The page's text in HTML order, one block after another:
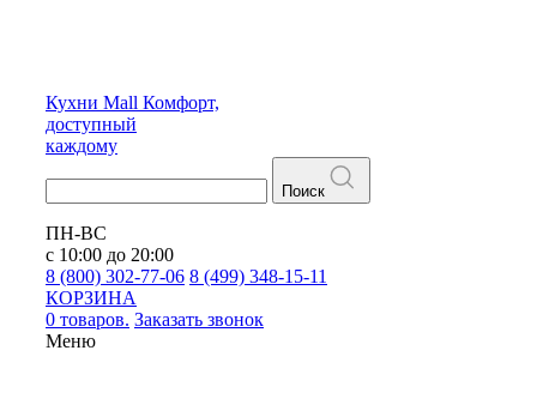
Кухни Mall Комфорт,
доступный
каждому
Поиск
ПН-ВС
с 10:00 до 20:00
8 (800) 302-77-06 8 (499) 348-15-11
КОРЗИНА
0 товаров. Заказать звонок
Меню